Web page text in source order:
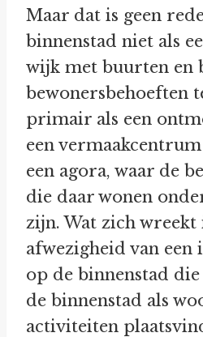
Maar dat is geen
binnenstad niet als
wijk met buurten en
bewonersbehoeften
primair als een
een
een agora, waar de
die daar wonen
zijn. Wat zich wreekt
afwezigheid van een
op de binnenstad
de binnenstad als
activiteiten